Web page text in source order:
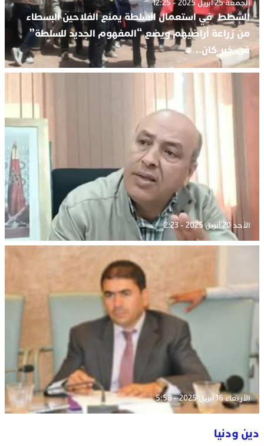
الجمعة 25 أبريل 2025 - 12:25
الشطط في استعمال السلطة يمنع الفلاحين البسطاء
من زراعة أراضيهم ويضع “المفهوم الجديد للسلطة”
في خبر كان..
الأحد 20 أبريل 2025 - 2:23
الأربعاء 16 أبريل 2025 - 5:58
دين ودنيا